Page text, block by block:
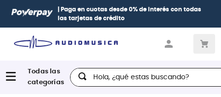
0% de interéscon todas Paga conhasta 12 cuotas sin
Diners, BBVA e Interbank
Hola, ¿qué estas buscando?